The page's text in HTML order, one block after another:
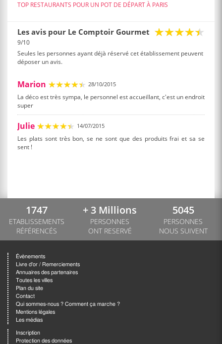
TOP RESTAURANTS POUR UN POT DE DÉPART À PARIS
Les avis pour Le Comptoir Gourmet
9/10
Seules les personnes ayant déjà réservé cet établissement peuvent
déposer un avis.
Marion 28/10/2015
La déco est très sympa, le personnel est accueillant, c'est un endroit
super
Julie 14/07/2015
Les plats sont très bon, se ne sont que des produits frai et sa se
sent !
1747
ETABLISSEMENTS
RÉFÉRENCÉS
+ 3 Millions
PERSONNES
ONT RESERVÉ
5045
PERSONNES
NOUS SUIVENT
Évènements
Livre d'or / Remerciements
Annuaires des partenaires
Toutes les villes
Plan du site
Contact
Qui sommes-nous ? Comment ça marche ?
Mentions légales
Les médias
Inscription
Protection des données